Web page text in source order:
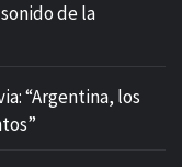
de la
“Argentina, los